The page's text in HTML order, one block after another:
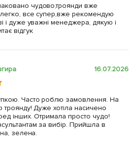
чудово,троянди вже
легко, все супер,вже рекомендую
і дуже уважні менеджера, дякую і
відгук
16.07.2026
Часто роблю замовлення. На
Дуже хотіла насичено
інших. Отримала просто чудо!
за вибір. Прийшла в
зелена.